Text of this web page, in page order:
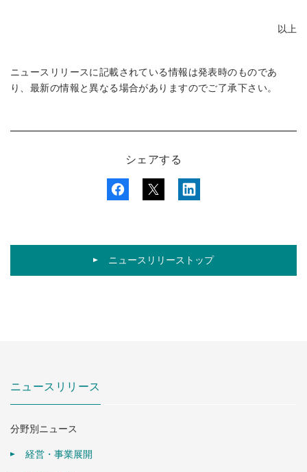
以上
ニュースリリースに記載されている情報は発表時のものであ
り、最新の情報と異なる場合がありますのでご了承下さい。
シェアする
ニュースリリーストップ
ニュースリリース
分野別ニュース
経営・事業展開